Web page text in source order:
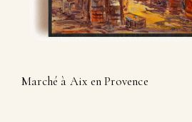
Marché à Aix en Provence